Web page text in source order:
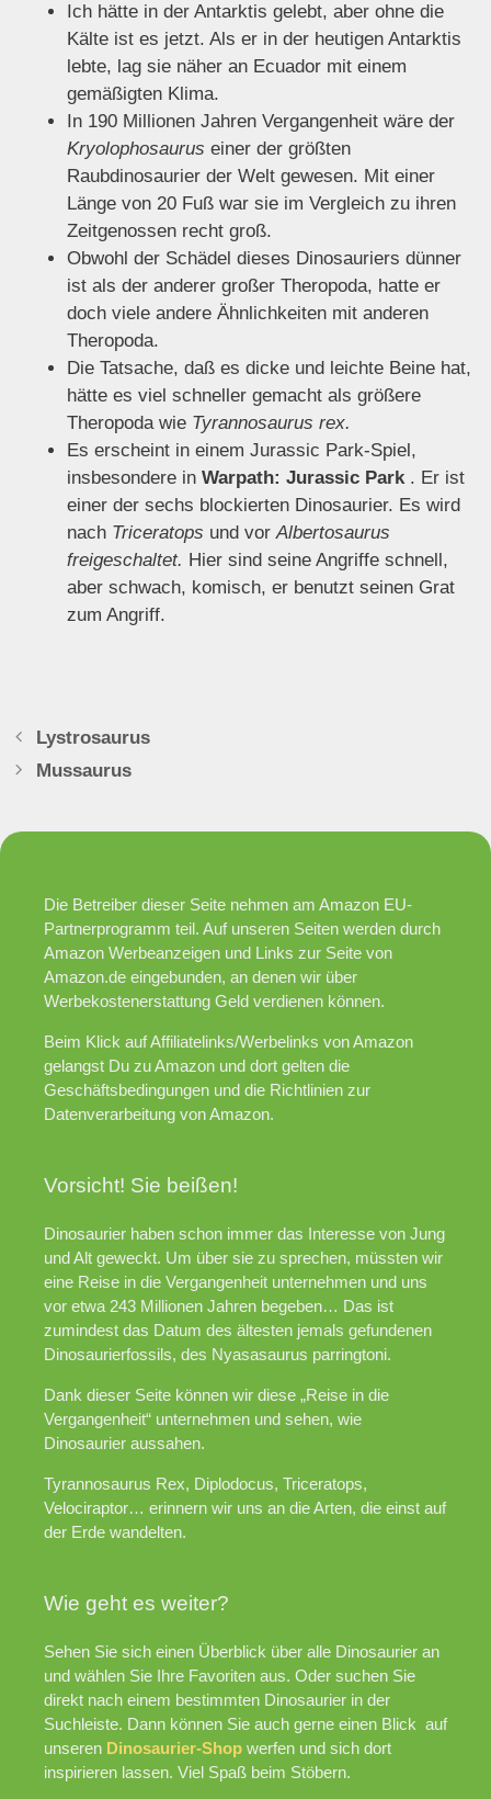
Ich hätte in der Antarktis gelebt, aber ohne die
Kälte ist es jetzt. Als er in der heutigen Antarktis
lebte, lag sie näher an Ecuador mit einem
gemäßigten Klima.
In 190 Millionen Jahren Vergangenheit wäre der
Kryolophosaurus einer der größten
Raubdinosaurier der Welt gewesen. Mit einer
Länge von 20 Fuß war sie im Vergleich zu ihren
Zeitgenossen recht groß.
Obwohl der Schädel dieses Dinosauriers dünner
ist als der anderer großer Theropoda, hatte er
doch viele andere Ähnlichkeiten mit anderen
Theropoda.
Die Tatsache, daß es dicke und leichte Beine hat,
hätte es viel schneller gemacht als größere
Theropoda wie Tyrannosaurus rex.
Es erscheint in einem Jurassic Park-Spiel,
insbesondere in Warpath: Jurassic Park. Er ist
einer der sechs blockierten Dinosaurier. Es wird
nach Triceratops und vorAlbertosaurus
freigeschaltet. Hier sind seine Angriffe schnell,
aber schwach, komisch, er benutzt seinen Grat
zum Angriff.
Lystrosaurus
Mussaurus
Die Betreiber dieser Seite nehmen am Amazon EU-
Partnerprogramm teil. Auf unseren Seiten werden durch
Amazon Werbeanzeigen und Links zur Seite von
Amazon.de eingebunden, an denen wir über
Werbekostenerstattung Geld verdienen können.
Beim Klick auf Affiliatelinks/Werbelinks von Amazon
gelangst Du zu Amazon und dort gelten die
Geschäftsbedingungen und die Richtlinien zur
Datenverarbeitung von Amazon.
Vorsicht! Sie beißen!
Dinosaurier haben schon immer das Interesse von Jung
und Alt geweckt. Um über sie zu sprechen, müssten wir
eine Reise in die Vergangenheit unternehmen und uns
vor etwa 243 Millionen Jahren begeben… Das ist
zumindest das Datum des ältesten jemals gefundenen
Dinosaurierfossils, des Nyasasaurus parringtoni.
Dank dieser Seite können wir diese „Reise in die
Vergangenheit“ unternehmen und sehen, wie
Dinosaurier aussahen.
Tyrannosaurus Rex, Diplodocus, Triceratops,
Velociraptor… erinnern wir uns an die Arten, die einst auf
der Erde wandelten.
Wie geht es weiter?
Sehen Sie sich einen Überblick über alle Dinosaurier an
und wählen Sie Ihre Favoriten aus. Oder suchen Sie
direkt nach einem bestimmten Dinosaurier in der
Suchleiste. Dann können Sie auch gerne einen Blick auf
unseren Dinosaurier-Shop werfen und sich dort
inspirieren lassen. Viel Spaß beim Stöbern.